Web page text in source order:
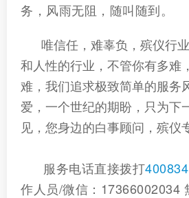
务，风雨无阻，随叫随到。
唯信任，难辜负，殡仪行
和人性的行业，不管你有多难
难，我们追求极致简单的服务
爱，一个世纪的期盼，只为下
见，您身边的白事顾问，殡
服务电话直接拨打
作人员/微信：17366002034